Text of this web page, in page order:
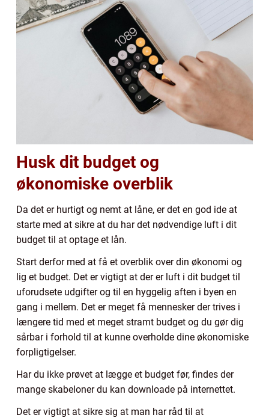
Husk dit budget og
økonomiske overblik
Da det er hurtigt og nemt at låne, er det en god ide at
starte med at sikre at du har det nødvendige luft i dit
budget til at optage et lån.
Start derfor med at få et overblik over din økonomi og
lig et budget. Det er vigtigt at der er luft i dit budget til
uforudsete udgifter og til en hyggelig aften i byen en
gang i mellem. Det er meget få mennesker der trives i
længere tid med et meget stramt budget og du gør dig
sårbar i forhold til at kunne overholde dine økonomiske
forpligtigelser.
Har du ikke prøvet at lægge et budget før, findes der
mange skabeloner du kan downloade på internettet.
Det er vigtigt at sikre sig at man har råd til at